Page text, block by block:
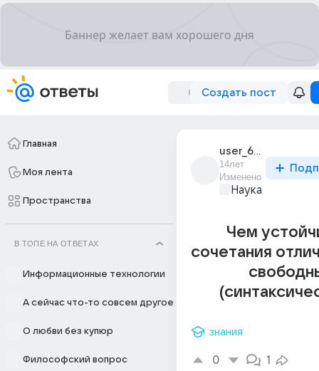
Создать пост
Главная
Моя лента
Пространства
В ТОПЕ НА ОТВЕТАХ
Информационные технологии
А сейчас что-то совсем другое
О любви без купюр
Философский вопрос
user_66379230
14лет
Изменено
Наука
Чем
сочетания
знания
0 1